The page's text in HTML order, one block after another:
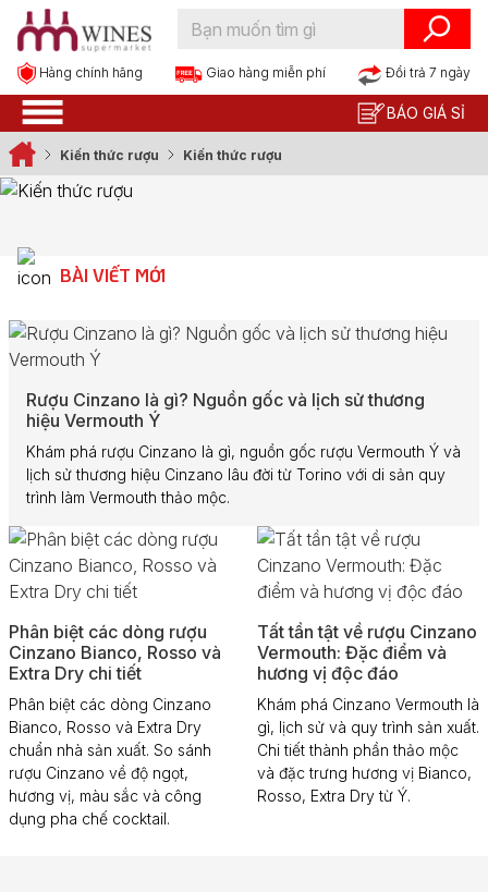
Hàng chính hãng Giao hàng miễn phí Đổi trả 7 ngày
BÁO GIÁ SỈ
Kiến thức rượu Kiến thức rượu
BÀI VIẾT MỚI
Rượu Cinzano là gì? Nguồn gốc và lịch sử thương
hiệu Vermouth Ý
Khám phá rượu Cinzano là gì, nguồn gốc rượu Vermouth Ý và
lịch sử thương hiệu Cinzano lâu đời từ Torino với di sản quy
trình làm Vermouth thảo mộc.
Phân biệt các dòng rượu
Cinzano Bianco, Rosso và
Extra Dry chi tiết
Phân biệt các dòng Cinzano
Bianco, Rosso và Extra Dry
chuẩn nhà sản xuất. So sánh
rượu Cinzano về độ ngọt,
hương vị, màu sắc và công
dụng pha chế cocktail.
Tất tần tật về rượu Cinzano
Vermouth: Đặc điểm và
hương vị độc đáo
Khám phá Cinzano Vermouth là
gì, lịch sử và quy trình sản xuất.
Chi tiết thành phần thảo mộc
và đặc trưng hương vị Bianco,
Rosso, Extra Dry từ Ý.